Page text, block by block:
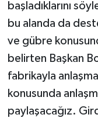
başladıklarını
bu alanda da
ve gübre
belirten Başkan
fabrikayla
konusunda
paylaşacağız.